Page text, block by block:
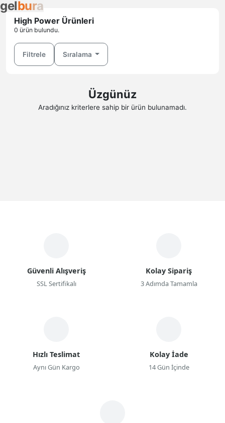
gelbura
High Power Ürünleri
0 ürün bulundu.
Filtrele Sıralama
Üzgünüz
Aradığınız kriterlere sahip bir ürün bulunamadı.
Güvenli Alışveriş
SSL Sertifikalı
Kolay Sipariş
3 Adımda Tamamla
Hızlı Teslimat
Aynı Gün Kargo
Kolay İade
14 Gün İçinde